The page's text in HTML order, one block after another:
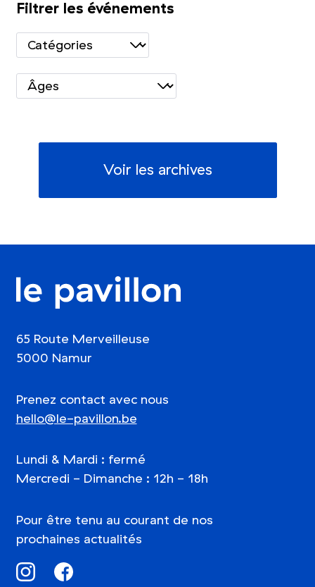
Filtrer les événements
Voir les archives
65 Route Merveilleuse
5000 Namur
Prenez contact avec nous
hello@​le-​pavillon.​be
Lundi & Mardi : fermé
Mercredi - Dimanche : 12h - 18h
Pour être tenu au courant de nos
prochaines actualités